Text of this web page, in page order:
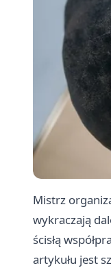
Mistrz
wykraczają
ścisłą
artykułu jest